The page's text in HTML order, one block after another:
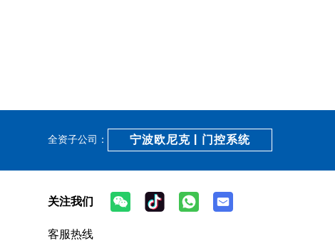
全资子公司： 宁波欧尼克 | 门控系统
关注我们
客服热线